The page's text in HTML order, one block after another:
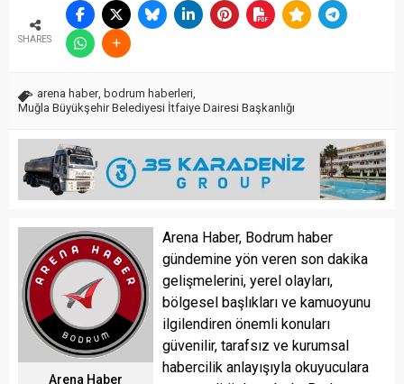
SHARES
arena haber, bodrum haberleri,
Muğla Büyükşehir Belediyesi İtfaiye Dairesi Başkanlığı
Arena Haber
Arena Haber, Bodrum haber
gündemine yön veren son dakika
gelişmelerini, yerel olayları,
bölgesel başlıkları ve kamuoyunu
ilgilendiren önemli konuları
güvenilir, tarafsız ve kurumsal
habercilik anlayışıyla okuyuculara